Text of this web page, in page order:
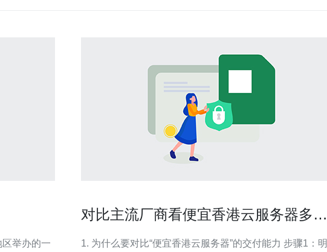
对比主流厂商看便宜香港云服务器多少
1. 为什么要对比“便宜香港云服务器”的交付能力 步骤1：明